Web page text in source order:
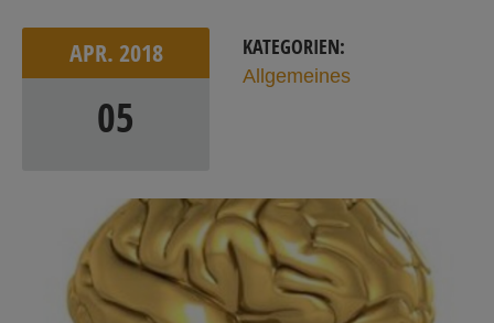
APR. 2018
05
KATEGORIEN:
Allgemeines